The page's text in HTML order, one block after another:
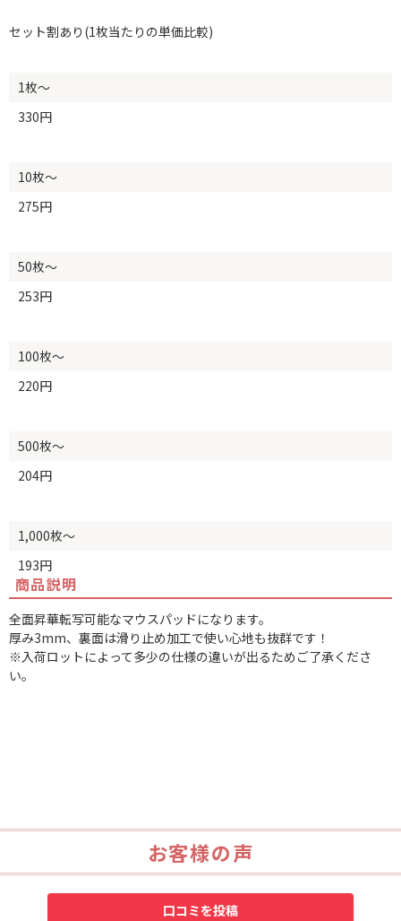
セット割あり(1枚当たりの単価比較)
1枚～
330円
10枚～
275円
50枚～
253円
100枚～
220円
500枚～
204円
1,000枚～
193円
商品説明
全面昇華転写可能なマウスパッドになります。
厚み3mm、裏面は滑り止め加工で使い心地も抜群です！
※入荷ロットによって多少の仕様の違いが出るためご了承くださ
い。
お客様の声